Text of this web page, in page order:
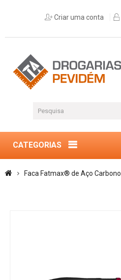
Criar uma conta
CATEGORIAS
Faca Fatmax® de Aço Carbono